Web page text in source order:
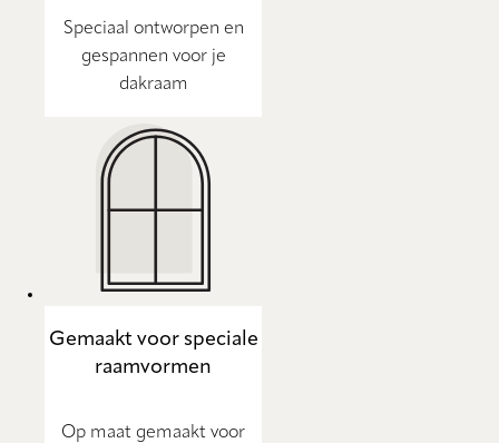
Speciaal ontworpen en
gespannen voor je
dakraam
Gemaakt voor speciale
raamvormen
Op maat gemaakt voor